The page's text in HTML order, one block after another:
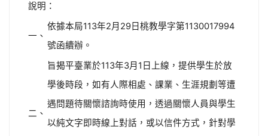
說明：
一、
依據本局113年2月29日桃教學字第1130017994
號函續辦。
二、
旨揭平臺業於113年3月1日上線，提供學生於放
學後時段，如有人際相處、課業、生涯規劃等遭
遇問題待關懷諮詢時使用，透過關懷人員與學生
以純文字即時線上對話，或以信件方式，針對學